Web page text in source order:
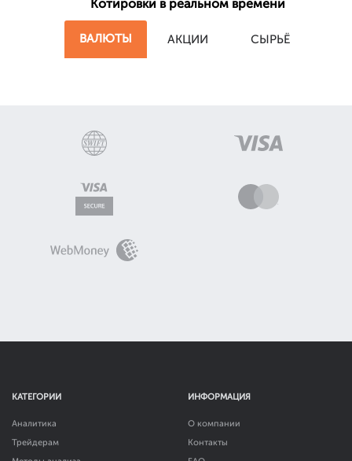
Котировки в реальном времени
ВАЛЮТЫ АКЦИИ СЫРЬЁ
КАТЕГОРИИ
Аналитика
Трейдерам
ИНФОРМАЦИЯ
О компании
Контакты